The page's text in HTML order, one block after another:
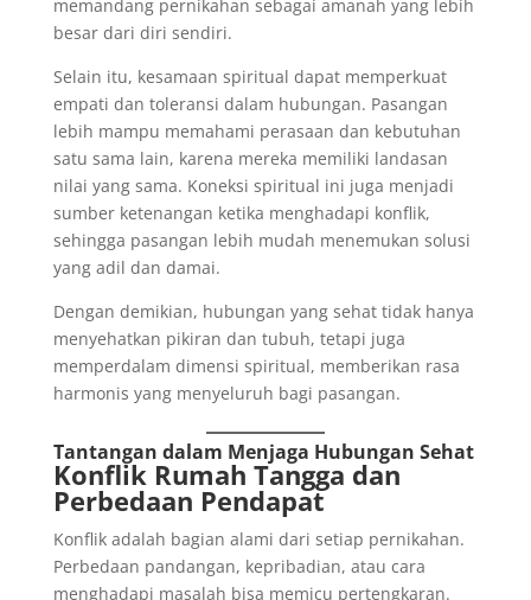
memandang pernikahan sebagai amanah yang lebih
besar dari diri sendiri.
Selain itu, kesamaan spiritual dapat memperkuat
empati dan toleransi dalam hubungan. Pasangan
lebih mampu memahami perasaan dan kebutuhan
satu sama lain, karena mereka memiliki landasan
nilai yang sama. Koneksi spiritual ini juga menjadi
sumber ketenangan ketika menghadapi konflik,
sehingga pasangan lebih mudah menemukan solusi
yang adil dan damai.
Dengan demikian, hubungan yang sehat tidak hanya
menyehatkan pikiran dan tubuh, tetapi juga
memperdalam dimensi spiritual, memberikan rasa
harmonis yang menyeluruh bagi pasangan.
Tantangan dalam Menjaga Hubungan Sehat
Konflik Rumah Tangga dan
Perbedaan Pendapat
Konflik adalah bagian alami dari setiap pernikahan.
Perbedaan pandangan, kepribadian, atau cara
menghadapi masalah bisa memicu pertengkaran.